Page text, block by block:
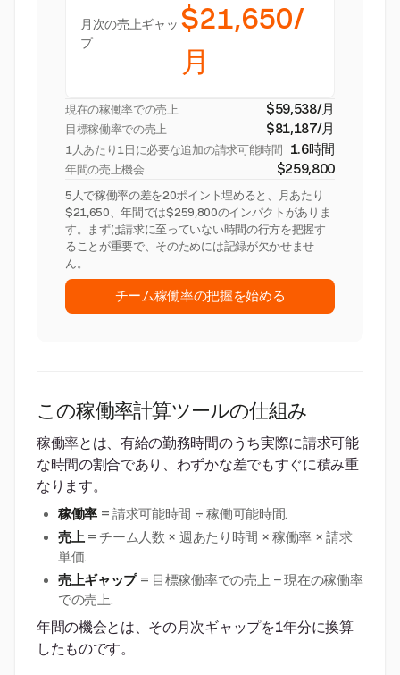
月次の売上ギャッ
プ
$21,650/
月
現在の稼働率での売上 $59,538/月
目標稼働率での売上 $81,187/月
1人あたり1日に必要な追加の請求可能時間 1.6時間
年間の売上機会 $259,800
5人で稼働率の差を20ポイント埋めると、月あたり
$21,650、年間では$259,800のインパクトがありま
す。まずは請求に至っていない時間の行方を把握す
ることが重要で、そのためには記録が欠かせませ
ん。
チーム稼働率の把握を始める
この稼働率計算ツールの仕組み
稼働率とは、有給の勤務時間のうち実際に請求可能
な時間の割合であり、わずかな差でもすぐに積み重
なります。
稼働率 = 請求可能時間 ÷ 稼働可能時間.
売上= チーム人数 × 週あたり時間 × 稼働率 × 請求
単価.
売上ギャップ= 目標稼働率での売上 − 現在の稼働率
での売上.
年間の機会とは、その月次ギャップを1年分に換算
したものです。